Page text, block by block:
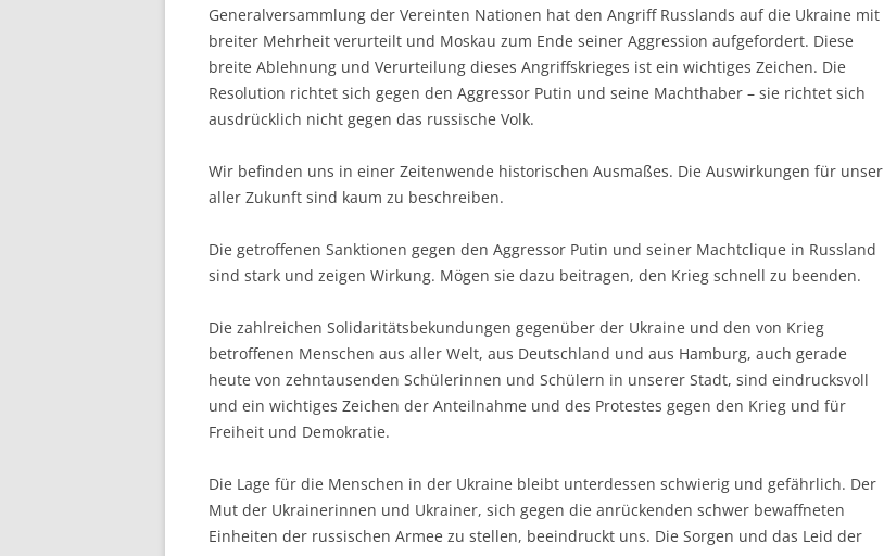
Generalversammlung der Vereinten Nationen hat den Angriff Russlands auf die Ukraine mit
breiter Mehrheit verurteilt und Moskau zum Ende seiner Aggression aufgefordert. Diese
breite Ablehnung und Verurteilung dieses Angriffskrieges ist ein wichtiges Zeichen. Die
Resolution richtet sich gegen den Aggressor Putin und seine Machthaber – sie richtet sich
ausdrücklich nicht gegen das russische Volk.
Wir befinden uns in einer Zeitenwende historischen Ausmaßes. Die Auswirkungen für unser
aller Zukunft sind kaum zu beschreiben.
Die getroffenen Sanktionen gegen den Aggressor Putin und seiner Machtclique in Russland
sind stark und zeigen Wirkung. Mögen sie dazu beitragen, den Krieg schnell zu beenden.
Die zahlreichen Solidaritätsbekundungen gegenüber der Ukraine und den von Krieg
betroffenen Menschen aus aller Welt, aus Deutschland und aus Hamburg, auch gerade
heute von zehntausenden Schülerinnen und Schülern in unserer Stadt, sind eindrucksvoll
und ein wichtiges Zeichen der Anteilnahme und des Protestes gegen den Krieg und für
Freiheit und Demokratie.
Die Lage für die Menschen in der Ukraine bleibt unterdessen schwierig und gefährlich. Der
Mut der Ukrainerinnen und Ukrainer, sich gegen die anrückenden schwer bewaffneten
Einheiten der russischen Armee zu stellen, beeindruckt uns. Die Sorgen und das Leid der